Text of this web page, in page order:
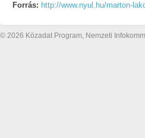
Forrás: http://www.nyul.hu/marton-
© 2026 Közadat Program, Nemzeti